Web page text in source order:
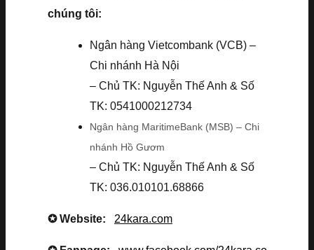
chúng tôi:
Ngân hàng Vietcombank (VCB) –
Chi nhánh Hà Nội
– Chủ TK: Nguyễn Thế Anh & Số
TK: 0541000212734
Ngân hàng MaritimeBank (MSB) – Chi
nhánh Hồ Gươm
– Chủ TK: Nguyễn Thế Anh & Số
TK: 036.010101.68866
✪ Website: 24kara.com